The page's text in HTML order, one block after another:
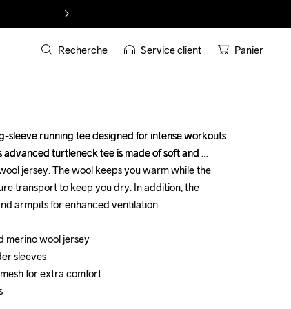
Recherche Service client Panier
sleeve running tee designed for intense workouts
advanced turtleneck tee is made of soft and
jersey. The wool keeps you warm while the
transport to keep you dry. In addition, the
armpits for enhanced ventilation.
merino wool jersey
sleeves
for extra comfort
sleeve running tee designed for intense workouts
advanced turtleneck tee is made of soft and
jersey. The wool keeps you warm while the
transport to keep you dry. In addition, the
armpits for enhanced ventilation.
merino wool jersey
sleeves
for extra comfort